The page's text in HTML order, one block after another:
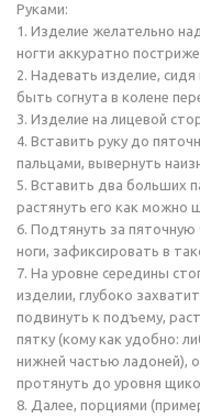
Руками:
1. Изделие желательно
ногти аккуратно
2. Надевать изделие,
быть согнута в колене
3. Изделие на лицевой
4. Вставить руку до
пальцами, вывернуть
5. Вставить два больших
растянуть его как можно
6. Подтянуть за пяточную
ноги, зафиксировать в
7. На уровне середины
изделии, глубоко
подвинуть к подъему,
пятку (кому как удобно:
нижней частью ладоней),
протянуть до уровня
8. Далее, порциями